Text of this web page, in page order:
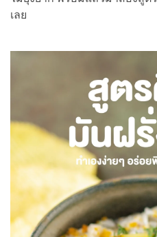
เลย